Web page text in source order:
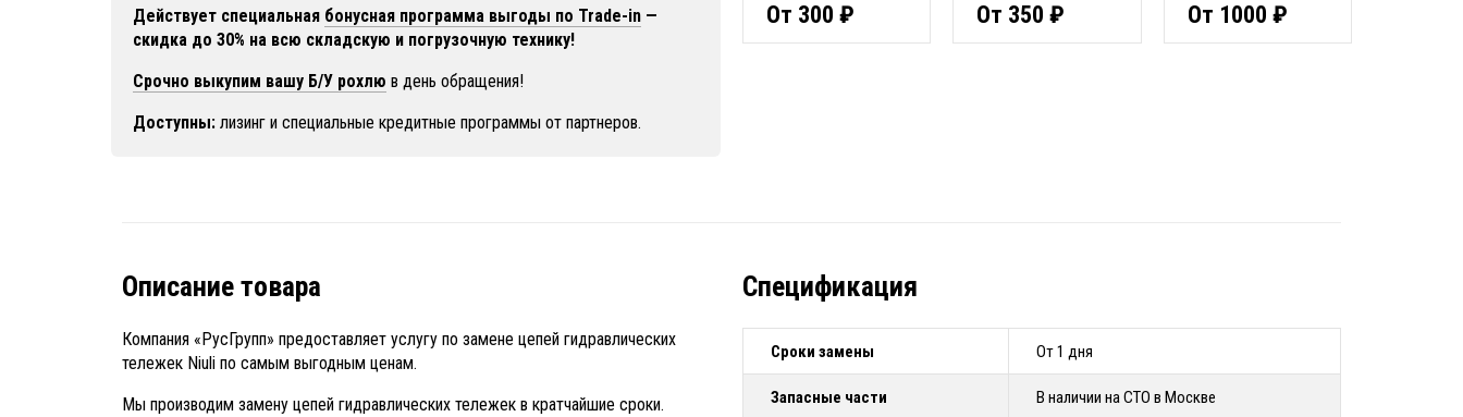
Действует специальная бонусная программа выгоды по Trade-in —
скидка до 30% на всю складскую и погрузочную технику!
Срочно выкупим вашу Б/У рохлю в день обращения!
Доступны: лизинг и специальные кредитные программы от партнеров.
От 300 ₽ От 350 ₽ От 1000 ₽
Описание товара
Компания «РусГрупп» предоставляет услугу по замене цепей гидравлических
тележек Niuli по самым выгодным ценам.
Мы производим замену цепей гидравлических тележек в кратчайшие сроки.
Спецификация
Сроки замены От 1 дня
Запасные части В наличии на СТО в Москве